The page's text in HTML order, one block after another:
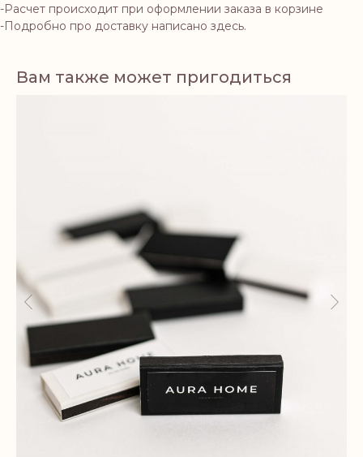
-Расчет происходит при оформлении заказа в корзине
-Подробно про доставку написано здесь.
Вам также может пригодиться